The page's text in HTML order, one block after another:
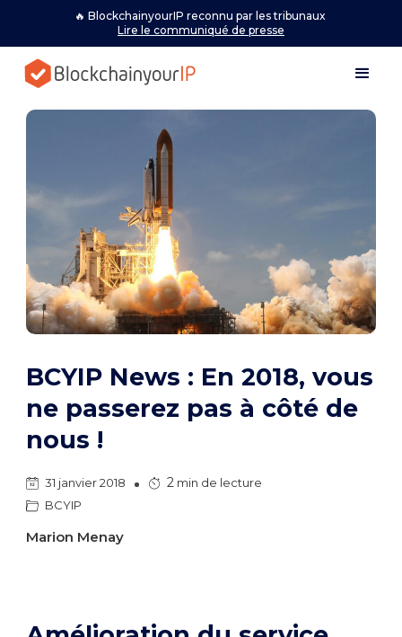
🔥 BlockchainyourIP reconnu par les tribunaux
Lire le communiqué de presse
BCYIP News : En 2018, vous
ne passerez pas à côté de
nous !
31 janvier 2018 2 min de lecture
BCYIP
Marion Menay